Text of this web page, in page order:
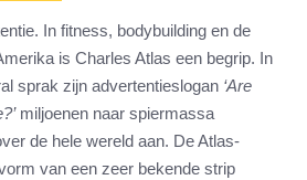
In fitness, bodybuilding en de
is Charles Atlas een begrip. In
sprak zijn advertentieslogan ‘Are
miljoenen naar spiermassa
de hele wereld aan. De Atlas-
van een zeer bekende strip